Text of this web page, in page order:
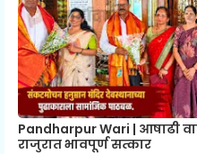
Pandharpur Wari | आषाढी
राजुरात भावपूर्ण सत्कार